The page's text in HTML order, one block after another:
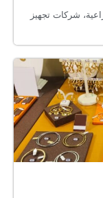
شركات تجهيز